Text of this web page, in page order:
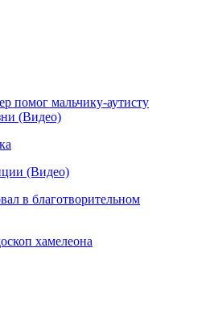
помог мальчику-аутисту
(Видео)
(Видео)
в благотворительном
хамелеона